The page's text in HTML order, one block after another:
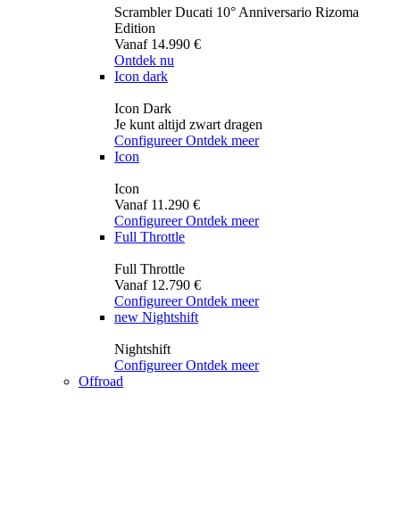
Scrambler Ducati 10° Anniversario Rizoma
Edition
Vanaf 14.990 €
Ontdek nu
Icon dark
Icon Dark
Je kunt altijd zwart dragen
Configureer Ontdek meer
Icon
Icon
Vanaf 11.290 €
Configureer Ontdek meer
Full Throttle
Full Throttle
Vanaf 12.790 €
Configureer Ontdek meer
new Nightshift
Nightshift
Configureer Ontdek meer
Offroad